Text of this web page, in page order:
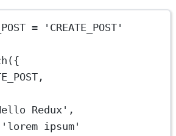
= 'CREATE_POST'
({
,
Redux' ,
'lorem ipsum'